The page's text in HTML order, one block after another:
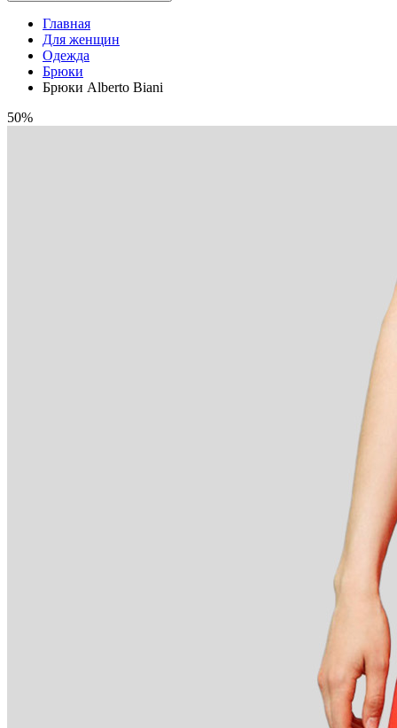
Главная
Для женщин
Одежда
Брюки
Брюки Alberto Biani
50%